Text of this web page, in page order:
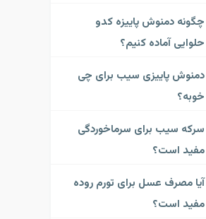
چگونه دمنوش پاییزه کدو
حلوایی آماده کنیم؟
دمنوش پاییزی سیب برای چی
خوبه؟
سرکه سیب برای سرماخوردگی
مفید است؟
آیا مصرف عسل برای تورم روده
مفید است؟